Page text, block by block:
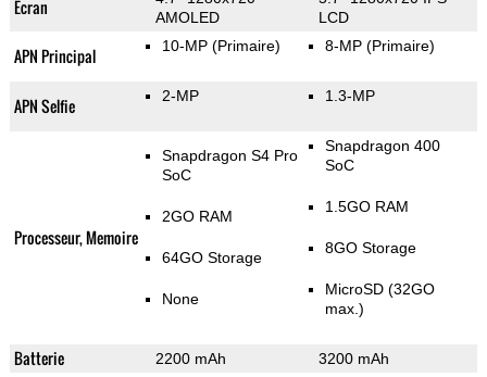
Ecran
AMOLED
LCD
APN Principal 10-MP (Primaire) 8-MP (Primaire)
APN Selfie 2-MP 1.3-MP
Processeur, Memoire
Snapdragon S4 Pro
SoC
2GO RAM
64GO Storage
None
Snapdragon 400
SoC
1.5GO RAM
8GO Storage
MicroSD (32GO
max.)
Batterie 2200 mAh 3200 mAh